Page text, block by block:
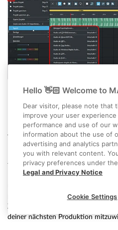
Exportmöglichkeiten
Jetzt hast du eine Vorstellung
Maker alles möglich ist. Es ist
Mastering-Tool, sondern bietet
für die Musikproduktion, sozusagen
Instrumente, Effekte und sogar
musikalisches Computerspiel, es
produzieren und außerhalb der
Zeig deinen Freunden, was du
deiner nächsten Produktion
Hello 👋🏻 Welcome to
Dear visitor, please note that
improve your user
performance and use of our
information about the use of
advertising and analytics
you with relevant content.
privacy preferences under
Legal and Privacy Notice
Cookie Settings